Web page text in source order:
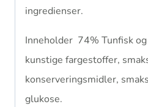
ingredienser.
Inneholder 74% Tunfisk
kunstige fargestoffer,
konserveringsmidler,
glukose.